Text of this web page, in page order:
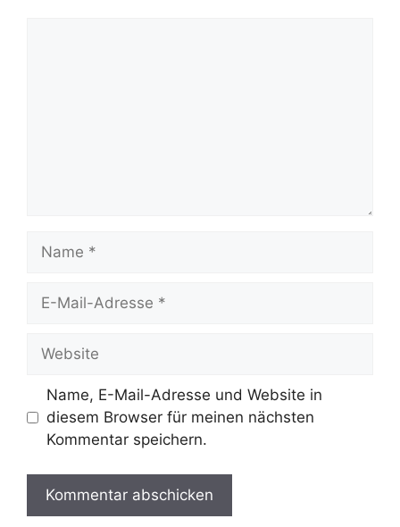
Name
Website
Name, E-Mail-Adresse und Website in
diesem Browser für meinen nächsten
Kommentar speichern.